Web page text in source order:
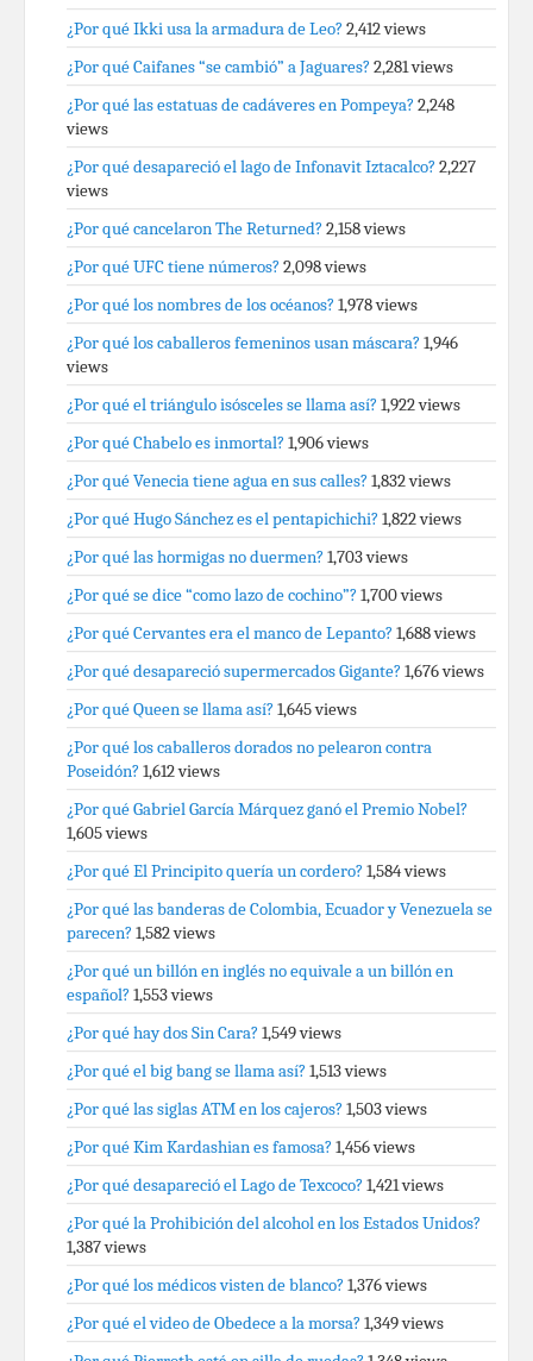
¿Por qué Ikki usa la armadura de Leo? 2,412 views
¿Por qué Caifanes “se cambió” a Jaguares? 2,281 views
¿Por qué las estatuas de cadáveres en Pompeya? 2,248
views
¿Por qué desapareció el lago de Infonavit Iztacalco? 2,227
views
¿Por qué cancelaron The Returned? 2,158 views
¿Por qué UFC tiene números? 2,098 views
¿Por qué los nombres de los océanos? 1,978 views
¿Por qué los caballeros femeninos usan máscara? 1,946
views
¿Por qué el triángulo isósceles se llama así? 1,922 views
¿Por qué Chabelo es inmortal? 1,906 views
¿Por qué Venecia tiene agua en sus calles? 1,832 views
¿Por qué Hugo Sánchez es el pentapichichi? 1,822 views
¿Por qué las hormigas no duermen? 1,703 views
¿Por qué se dice “como lazo de cochino”? 1,700 views
¿Por qué Cervantes era el manco de Lepanto? 1,688 views
¿Por qué desapareció supermercados Gigante? 1,676 views
¿Por qué Queen se llama así? 1,645 views
¿Por qué los caballeros dorados no pelearon contra
Poseidón? 1,612 views
¿Por qué Gabriel García Márquez ganó el Premio Nobel?
1,605 views
¿Por qué El Principito quería un cordero? 1,584 views
¿Por qué las banderas de Colombia, Ecuador y Venezuela se
parecen? 1,582 views
¿Por qué un billón en inglés no equivale a un billón en
español? 1,553 views
¿Por qué hay dos Sin Cara? 1,549 views
¿Por qué el big bang se llama así? 1,513 views
¿Por qué las siglas ATM en los cajeros? 1,503 views
¿Por qué Kim Kardashian es famosa? 1,456 views
¿Por qué desapareció el Lago de Texcoco? 1,421 views
¿Por qué la Prohibición del alcohol en los Estados Unidos?
1,387 views
¿Por qué los médicos visten de blanco? 1,376 views
¿Por qué el video de Obedece a la morsa? 1,349 views